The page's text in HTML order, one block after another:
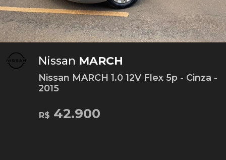
Nissan MARCH
Nissan MARCH 1.0 12V Flex 5p - Cinza -
2015
R$ 42.900